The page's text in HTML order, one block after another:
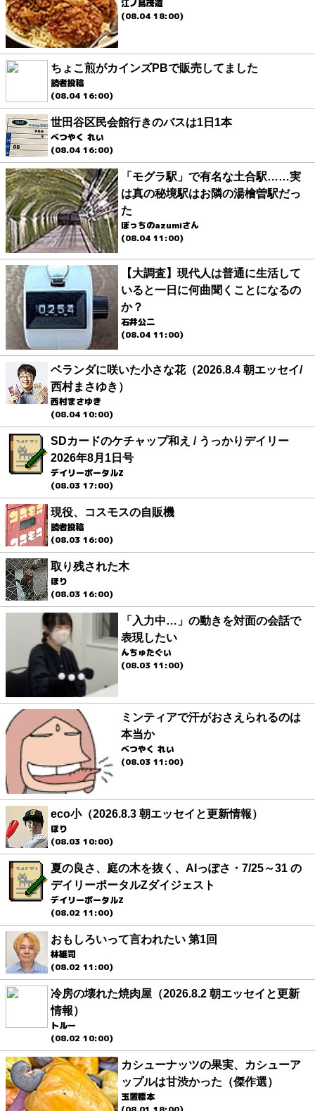
江ノ島茂道
(08.04 18:00)
ちょこ煎がカインズPBで販売してました
読者投稿
(08.04 16:00)
世田谷区民会館行きのバスは1日1本
べつやく れい
(08.04 16:00)
「モグラ駅」で有名な土合駅……実
は真の秘境駅はお隣の湯檜曽駅だっ
た
ぼっちのazumiさん
(08.04 11:00)
【大調査】現代人は普通に生活して
いると一日に何曲聞くことになるの
か？
石井公二
(08.04 11:00)
ベランダに咲いた小さな花（2026.8.4 朝エッセイ/
西村まさゆき）
西村まさゆき
(08.04 10:00)
SDカードのケチャップ和え / うっかりデイリー
2026年8月1日号
デイリーポータルZ
(08.03 17:00)
現役、コスモスの自販機
読者投稿
(08.03 16:00)
取り残された木
ほり
(08.03 16:00)
「入力中…」の動きを対面の会話で
表現したい
んちゅたぐい
(08.03 11:00)
ミンティアで汗がおさえられるのは
本当か
べつやく れい
(08.03 11:00)
eco小（2026.8.3 朝エッセイと更新情報）
ほり
(08.03 10:00)
夏の良さ、庭の木を抜く、AIっぽさ・7/25～31 の
デイリーポータルZダイジェスト
デイリーポータルZ
(08.02 11:00)
おもしろいって言われたい 第1回
林雄司
(08.02 11:00)
冷房の壊れた焼肉屋（2026.8.2 朝エッセイと更新
情報）
トルー
(08.02 10:00)
カシューナッツの果実、カシューア
ップルは甘渋かった（傑作選）
玉置標本